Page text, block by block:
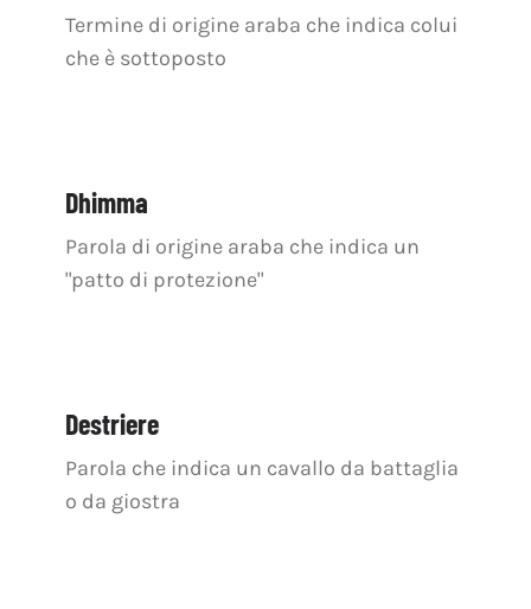
Termine di origine araba che indica colui
che è sottoposto
Dhimma
Parola di origine araba che indica un
"patto di protezione"
Destriere
Parola che indica un cavallo da battaglia
o da giostra